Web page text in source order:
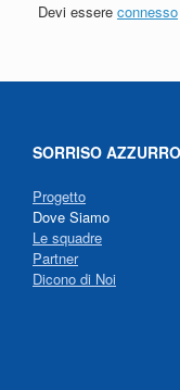
Devi essere connesso
SORRISO AZZURRO
Progetto
Dove Siamo
Le squadre
Partner
Dicono di Noi